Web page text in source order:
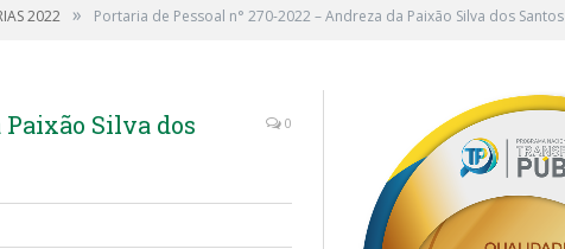
2022 » Portaria de Pessoal n° 270-2022 – Andreza da Paixão Silva dos Santos
Paixão Silva dos
0